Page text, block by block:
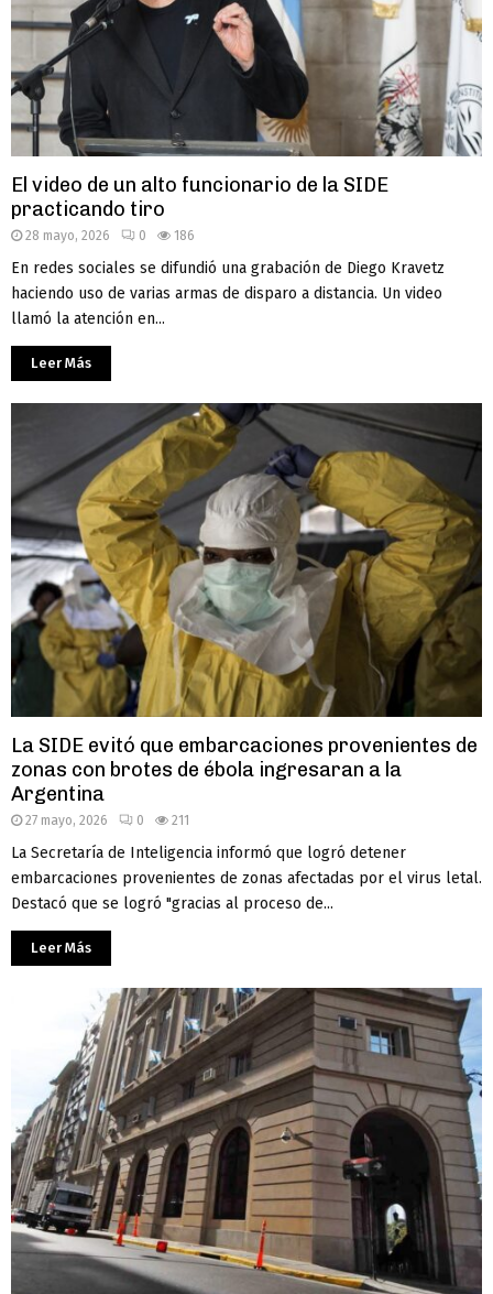
El video de un alto funcionario de la SIDE
practicando tiro
28 mayo, 2026 0 186
En redes sociales se difundió una grabación de Diego Kravetz
haciendo uso de varias armas de disparo a distancia. Un video
llamó la atención en...
Leer Más
La SIDE evitó que embarcaciones provenientes de
zonas con brotes de ébola ingresaran a la
Argentina
27 mayo, 2026 0 211
La Secretaría de Inteligencia informó que logró detener
embarcaciones provenientes de zonas afectadas por el virus letal.
Destacó que se logró "gracias al proceso de...
Leer Más